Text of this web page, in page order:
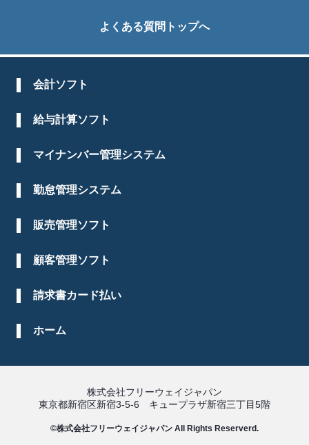
よくある質問トップへ
会計ソフト
給与計算ソフト
マイナンバー管理システム
勤怠管理システム
販売管理ソフト
顧客管理ソフト
請求書カード払い
ホーム
株式会社フリーウェイジャパン
東京都新宿区新宿3-5-6 キュープラザ新宿三丁目5階
©株式会社フリーウェイジャパン All Rights Reserverd.